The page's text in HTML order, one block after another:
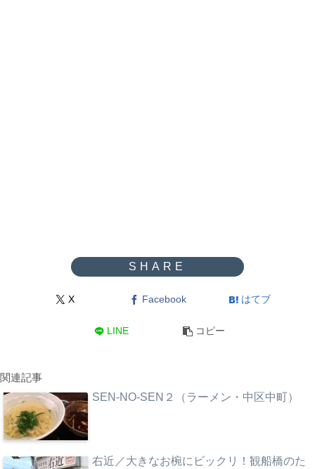
X Facebook はてブ
LINE コピー
関連記事
SEN-NO-SEN２（ラーメン・中区中町）
右近／大きなお椀にビックリ！観船橋のた